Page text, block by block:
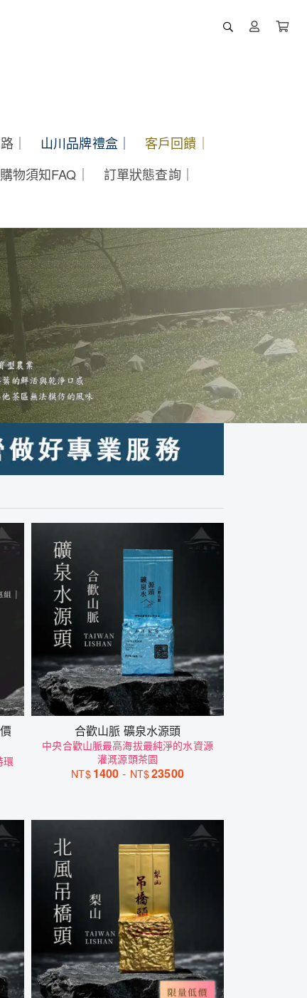
｜ 山川品牌禮盒｜
客戶回饋｜
購物須知FAQ｜
訂單狀態查詢｜
環
合歡山脈 礦泉水源頭
中央合歡山脈最高海拔最純淨的水資源
灌溉源頭茶園
NT$ 1400 - NT$23500